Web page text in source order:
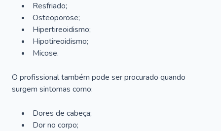
Resfriado;
Osteoporose;
Hipertireoidismo;
Hipotireoidismo;
Micose.
O profissional também pode ser procurado quando
surgem sintomas como:
Dores de cabeça;
Dor no corpo;